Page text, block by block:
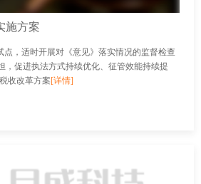
施方案
点，适时开展对《意见》落实情况的监督检查
，促进执法方式持续优化、征管效能持续提
收改革方案[详情]